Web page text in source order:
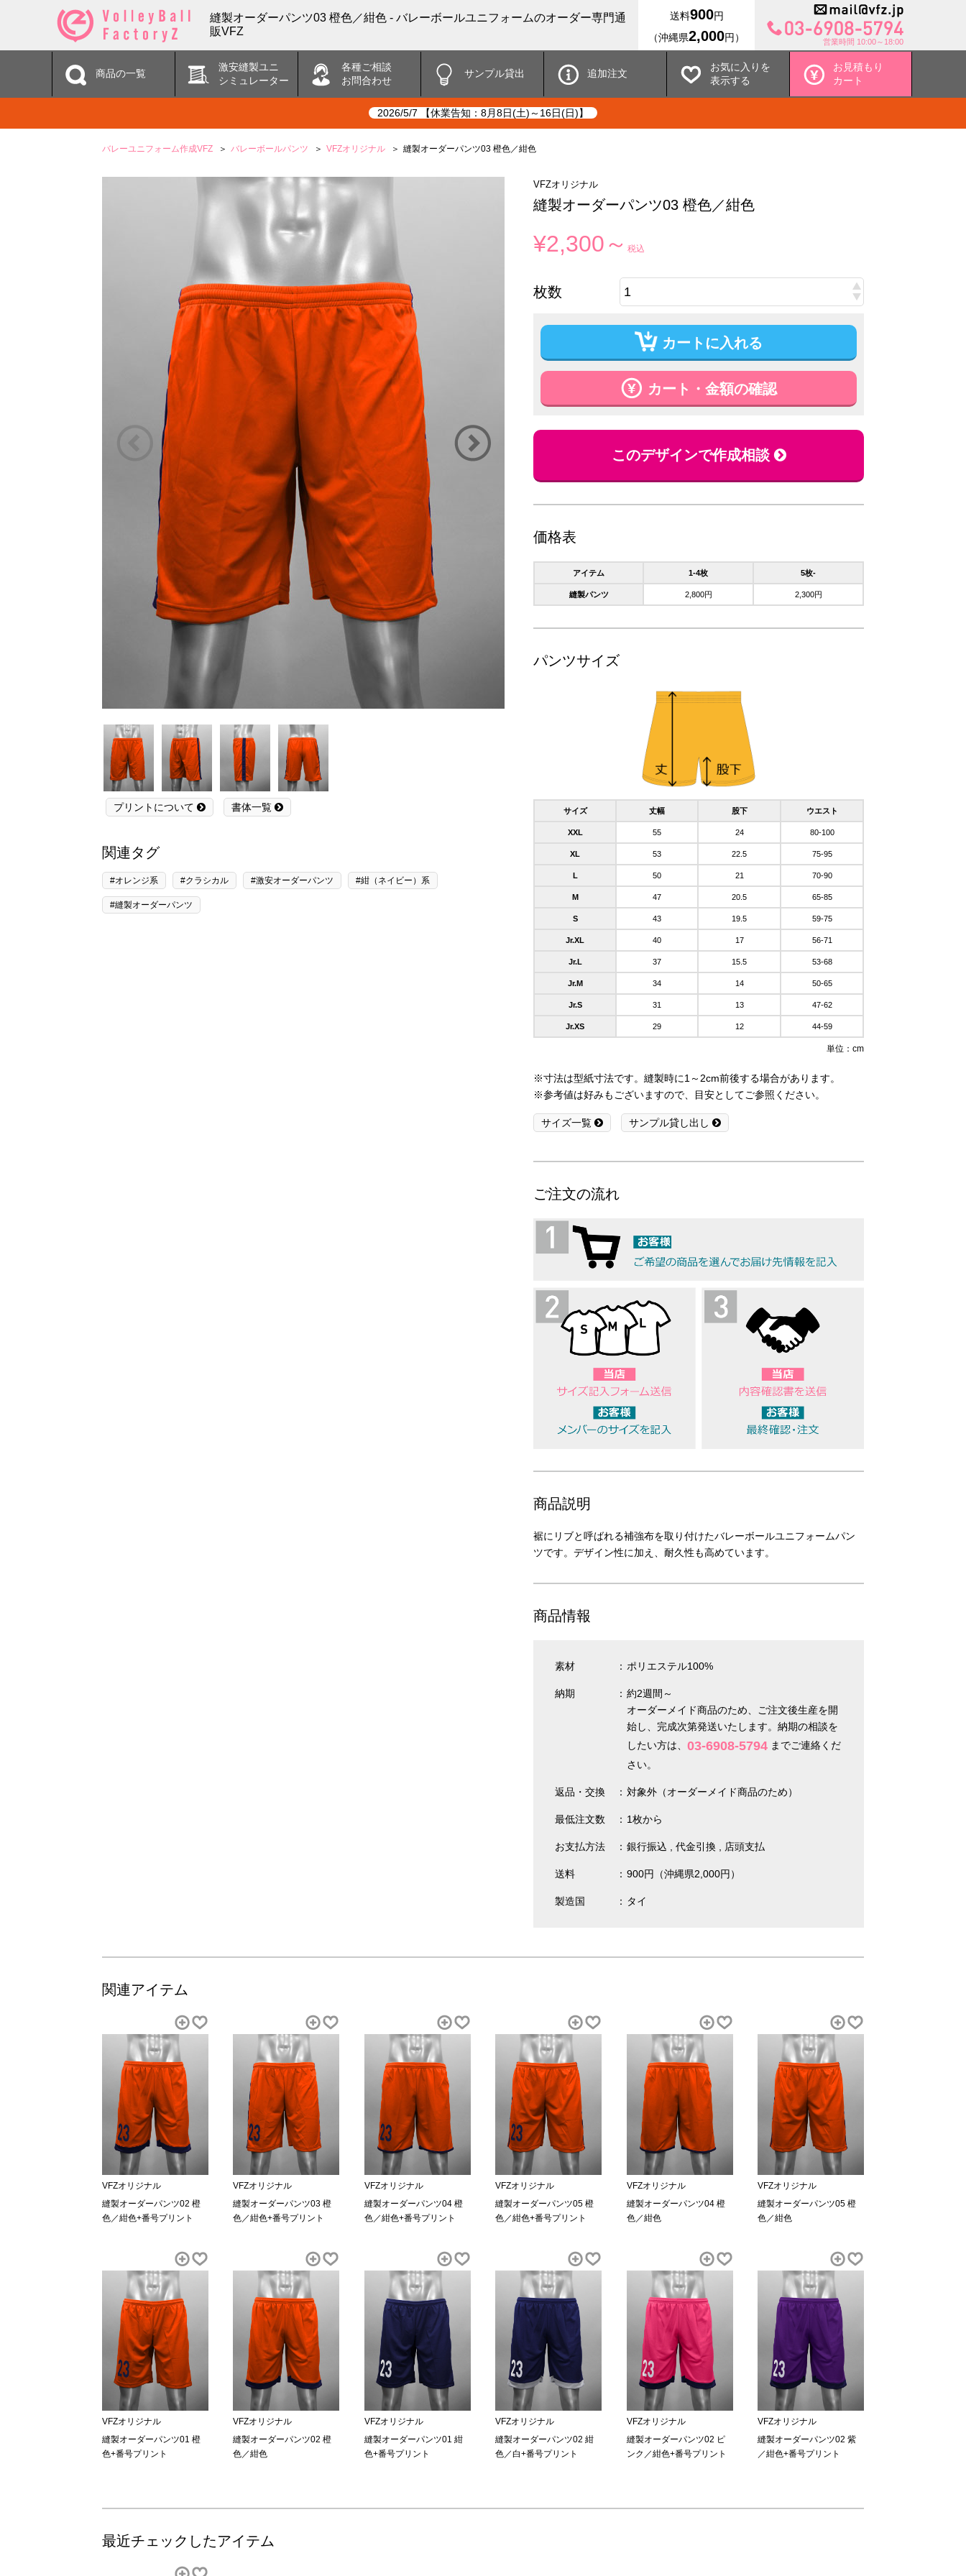
縫製オーダーパンツ03 橙色／紺色 - バレーボールユニフォームのオーダー専門通
販VFZ
送料900円
（沖縄県2,000円） 営業時間 10:00～18:00
商品の一覧
激安縫製ユニ
シミュレーター
各種ご相談
お問合わせ
サンプル貸出 追加注文
お気に入りを
表示する
お見積もり
カート
2026/5/7 【休業告知：8月8日(土)～16日(日)】
バレーユニフォーム作成VFZ バレーボールパンツ VFZオリジナル 縫製オーダーパンツ03 橙色／紺色
プリントについて 書体一覧
関連タグ
#オレンジ系 #クラシカル #激安オーダーパンツ #紺（ネイビー）系
#縫製オーダーパンツ
VFZオリジナル
縫製オーダーパンツ03 橙色／紺色
¥2,300～ 税込
枚数
カートに入れる
カート・金額の確認
このデザインで作成相談
価格表
アイテム 1-4枚 5枚-
縫製パンツ 2,800円 2,300円
パンツサイズ
サイズ 丈幅 股下 ウエスト
XXL 55 24 80-100
XL 53 22.5 75-95
L 50 21 70-90
M 47 20.5 65-85
S 43 19.5 59-75
Jr.XL 40 17 56-71
Jr.L 37 15.5 53-68
Jr.M 34 14 50-65
Jr.S 31 13 47-62
Jr.XS 29 12 44-59
単位：cm
※寸法は型紙寸法です。縫製時に1～2cm前後する場合があります。
※参考値は好みもございますので、目安としてご参照ください。
サイズ一覧 サンプル貸し出し
ご注文の流れ
商品説明
裾にリブと呼ばれる補強布を取り付けたバレーボールユニフォームパン
ツです。デザイン性に加え、耐久性も高めています。
商品情報
素材 ポリエステル100%
納期
約2週間～
オーダーメイド商品のため、ご注文後生産を開
始し、完成次第発送いたします。納期の相談を
したい方は、 03-6908-5794 までご連絡くだ
さい。
返品・交換 対象外（オーダーメイド商品のため）
最低注文数 1枚から
お支払方法 銀行振込 代金引換 店頭支払
送料 900円（沖縄県2,000円）
製造国 タイ
関連アイテム
VFZオリジナル
縫製オーダーパンツ02 橙
色／紺色+番号プリント
VFZオリジナル
縫製オーダーパンツ03 橙
色／紺色+番号プリント
VFZオリジナル
縫製オーダーパンツ04 橙
色／紺色+番号プリント
VFZオリジナル
縫製オーダーパンツ05 橙
色／紺色+番号プリント
VFZオリジナル
縫製オーダーパンツ04 橙
色／紺色
VFZオリジナル
縫製オーダーパンツ05 橙
色／紺色
VFZオリジナル
縫製オーダーパンツ01 橙
色+番号プリント
VFZオリジナル
縫製オーダーパンツ02 橙
色／紺色
VFZオリジナル
縫製オーダーパンツ01 紺
色+番号プリント
VFZオリジナル
縫製オーダーパンツ02 紺
色／白+番号プリント
VFZオリジナル
縫製オーダーパンツ02 ピ
ンク／紺色+番号プリント
VFZオリジナル
縫製オーダーパンツ02 紫
／紺色+番号プリント
最近チェックしたアイテム